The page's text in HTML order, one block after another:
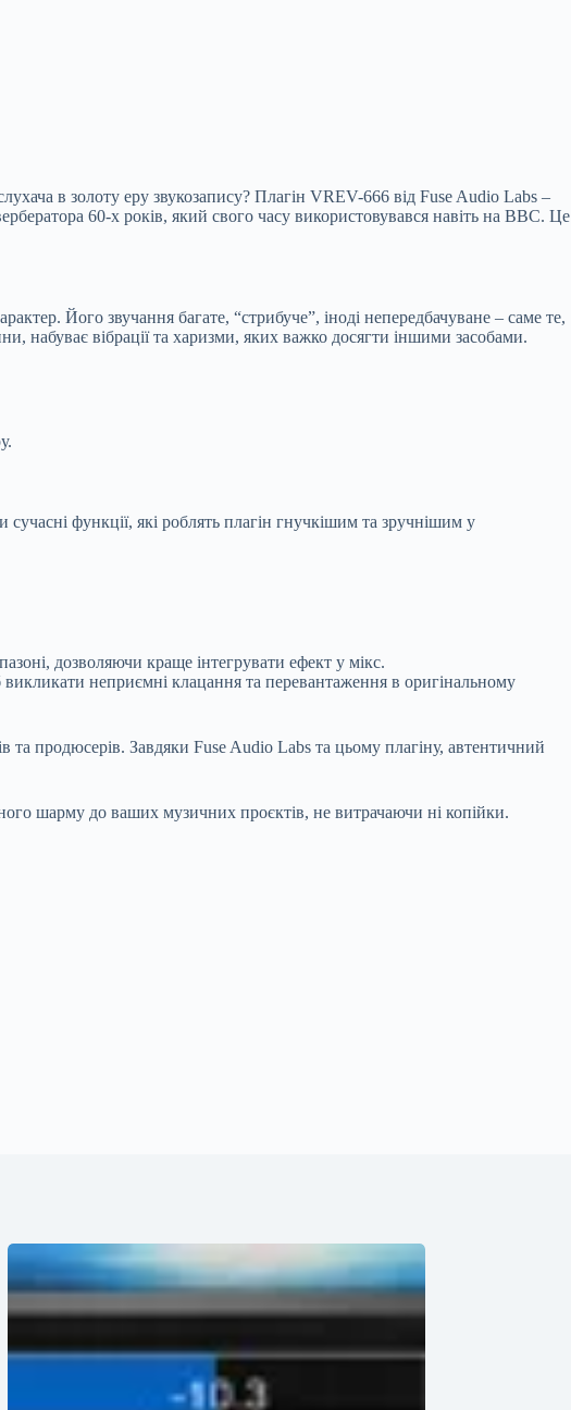
в золоту еру звукозапису? Плагін VREV-666 від Fuse Audio Labs –
60-х років, який свого часу використовувався навіть на BBC. Це
Його звучання багате, “стрибуче”, іноді непередбачуване – саме те,
набуває вібрації та харизми, яких важко досягти іншими засобами.
функції, які роблять плагін гнучкішим та зручнішим у
дозволяючи краще інтегрувати ефект у мікс.
неприємні клацання та перевантаження в оригінальному
та продюсерів. Завдяки Fuse Audio Labs та цьому плагіну, автентичний
шарму до ваших музичних проєктів, не витрачаючи ні копійки.